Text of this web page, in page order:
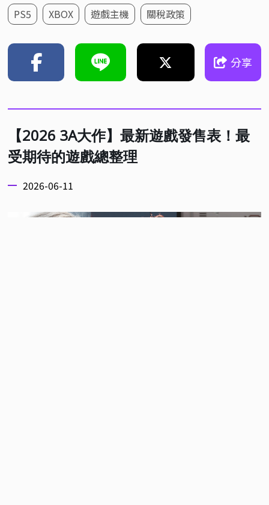
PS5 XBOX 遊戲主機 關稅政策
分享
【2026 3A大作】最新遊戲發售表！最
受期待的遊戲總整理
2026-06-11